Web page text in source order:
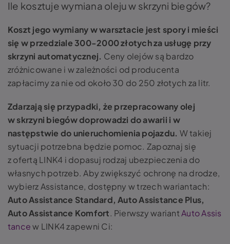
Ile kosztuje wymiana oleju w skrzyni biegów?
Koszt jego wymiany w warsztacie jest spory i mieści
się w przedziale 300-2000 złotych za usługę przy
skrzyni automatycznej. Ceny olejów są bardzo
zróżnicowane i w zależności od producenta
zapłacimy za nie od około 30 do 250 złotych za litr.
Zdarzają się przypadki, że przepracowany olej
w skrzyni biegów doprowadzi do awarii i w
następstwie do unieruchomienia pojazdu. W takiej
sytuacji potrzebna będzie pomoc. Zapoznaj się
z ofertą LINK4 i dopasuj rodzaj ubezpieczenia do
własnych potrzeb. Aby zwiększyć ochronę na drodze,
wybierz Assistance, dostępny w trzech wariantach:
Auto Assistance Standard, Auto Assistance Plus,
Auto Assistance Komfort. Pierwszy wariantAuto Assis
tancew LINK4 zapewni Ci: